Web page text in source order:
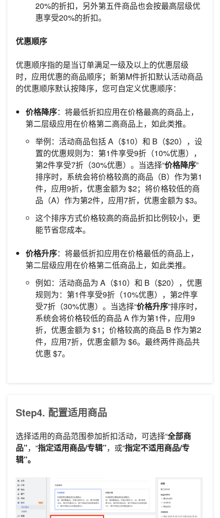
20%的折扣，另外第五件商品也会按最高层级优
惠享受20%的折扣。
优惠顺序
优惠顺序指的是当订单满足一级及以上的优惠层级
时，应用优惠的商品顺序；新第M件折扣默认活动商品
的优惠顺序默认按降序，您可自定义优惠顺序：
价格降序：将最低折扣应用在价格最高的商品上，
第二层级应用在价格第二高商品上，如此类推。
举例：活动商品包括 A（$10）和 B（$20），设
置的优惠规则为：第1件享受9折（10%优惠），
第2件享受7折（30%优惠）。当选择“价格降序”
排序时，系统会将价格较高的商品（B）作为第1
件，应用9折，优惠金额为 $2；将价格较低的商
品（A）作为第2件，应用7折，优惠金额为 $3。
这个排序方式价格较高的商品折扣比例较小，更
能节省您成本。
价格升序：将最低折扣应用在价格最低的商品上，
第二层级应用在价格第二低商品上，如此类推。
例如：活动商品为 A（$10）和 B（$20），优惠
规则为：第1件享受9折（10%优惠），第2件享
受7折（30%优惠）。当选择“价格升序”排序时，
系统会将价格较低的商品 A 作为第1件，应用9
折，优惠金额为 $1；价格较高的商品 B 作为第2
件，应用7折，优惠金额为 $6。最终两件商品共
优惠 $7。
Step4. 配置适用商品
选择适用的商品范围参加折扣活动，可选择“全部商
品”，“指定适用商品/专辑”，或“指定不适用商品/专
辑”。